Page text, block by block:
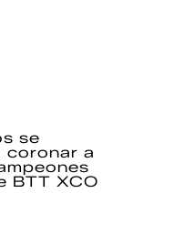
se
coronar a
BTT XCO